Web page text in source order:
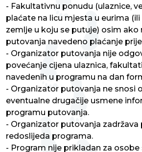
- Fakultativnu ponudu (ulaznice,
plaćate na licu mjesta u eurima
zemlje u koju se putuje) osim ako
putovanja navedeno plaćanje
- Organizator putovanja nije
povećanje cijena ulaznica,
navedenih u programu na dan
- Organizator putovanja ne snosi
eventualne drugačije usmene
programu putovanja.
- Organizator putovanja zadržava
redoslijeda programa.
- Program nije prikladan za